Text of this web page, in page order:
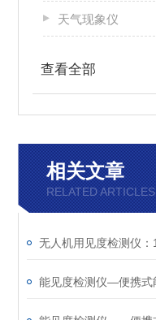
天气现象仪
查看全部
相关文章
RELATED ARTICLES